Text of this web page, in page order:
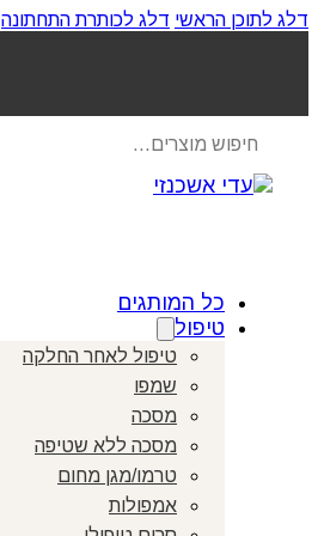
דלג לתוכן הראשי דלג לכותרת התחתונה
search
כל המותגים
טיפול
טיפול לאחר החלקה
שמפו
מסכה
מסכה ללא שטיפה
טרמו/מגן מחום
אמפולות